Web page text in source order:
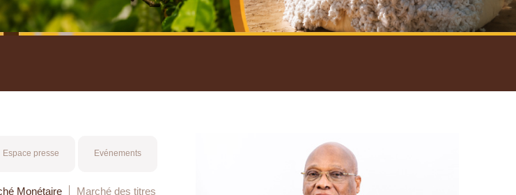
Espace presse Evénements
Monétaire Marché des titres